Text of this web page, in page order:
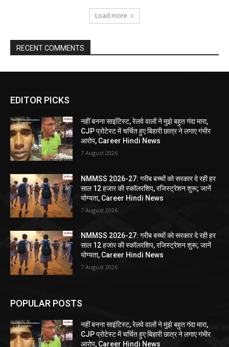
Load more
RECENT COMMENTS
EDITOR PICKS
नहीं बनना साइंटिस्ट, रेलवे वालों ने मुझे बहुत गंदा मारा,
CJP प्रोटेस्ट में चर्चित हुए बिहारी छात्र ने लगाए गंभीर
आरोप, Career Hindi News
7 August 2026
NMMSS 2026-27: गरीब बच्चों को सरकार दे रही हर
साल 12 हजार की स्कॉलरशिप, रजिस्ट्रेशन शुरू; जानें
योग्यता, Career Hindi News
7 August 2026
NMMSS 2026-27: गरीब बच्चों को सरकार दे रही हर
साल 12 हजार की स्कॉलरशिप, रजिस्ट्रेशन शुरू; जानें
योग्यता, Career Hindi News
7 August 2026
POPULAR POSTS
नहीं बनना साइंटिस्ट, रेलवे वालों ने मुझे बहुत गंदा मारा,
CJP प्रोटेस्ट में चर्चित हुए बिहारी छात्र ने लगाए गंभीर
आरोप, Career Hindi News